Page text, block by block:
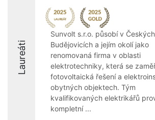
Laureáti
Sunvolt s.r.o. působí v Českých
Budějovicích a jejím okolí jako
renomovaná firma v oblasti
elektrotechniky, která se
fotovoltaická řešení a
obytných objektech. Tým
kvalifikovaných elektrikářů
kompletní ...